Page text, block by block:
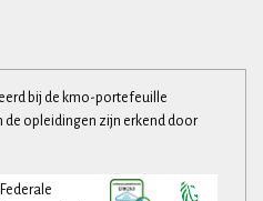
bij de kmo-portefeuille
de opleidingen zijn erkend door